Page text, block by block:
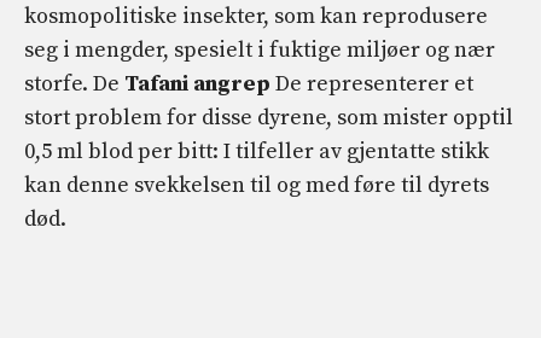
kosmopolitiske insekter, som kan reprodusere
seg i mengder, spesielt i fuktige miljøer og nær
storfe. De Tafani angrep De representerer et
stort problem for disse dyrene, som mister opptil
0,5 ml blod per bitt: I tilfeller av gjentatte stikk
kan denne svekkelsen til og med føre til dyrets
død.